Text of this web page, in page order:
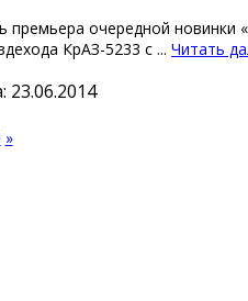
очередной новинки
КрАЗ-5233 с ... Читать
23.06.2014
»